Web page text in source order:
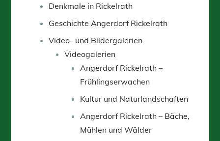
Denkmale in Rickelrath
Geschichte Angerdorf Rickelrath
Video- und Bildergalerien
Videogalerien
Angerdorf Rickelrath –
Frühlingserwachen
Kultur und Naturlandschaften
Angerdorf Rickelrath – Bäche,
Mühlen und Wälder